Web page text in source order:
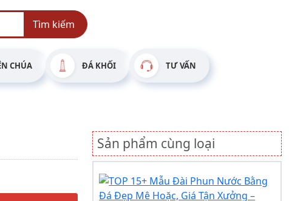
Tìm kiếm
CHÚA ĐÁ KHỐI TƯ VẤN
Sản phẩm cùng loại